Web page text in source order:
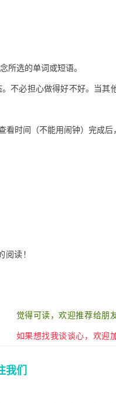
所选的单词或短语。
不必担心做得好不好。当
时间（不能用闹钟）完成后
阅读！
觉得可读，欢迎推荐给朋
如果想找我谈谈心，欢迎
我们